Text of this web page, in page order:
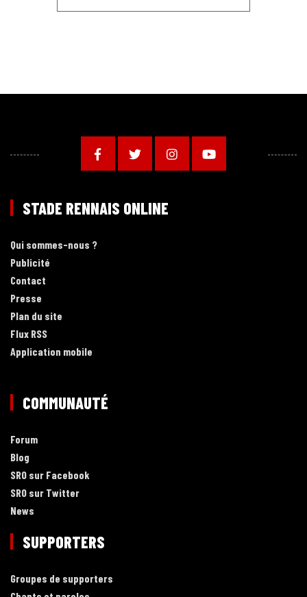
STADE RENNAIS ONLINE
Qui sommes-nous ?
Publicité
Contact
Presse
Plan du site
Flux RSS
Application mobile
COMMUNAUTÉ
Forum
Blog
SRO sur Facebook
SRO sur Twitter
News
SUPPORTERS
Groupes de supporters